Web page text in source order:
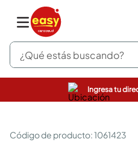
¿Qué estás buscando?
Ingresa tu
:1061423
pinturas
sanitarios